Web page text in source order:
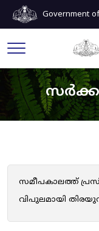
Government
സമീപകാലത്ത്
വിപുലമായി